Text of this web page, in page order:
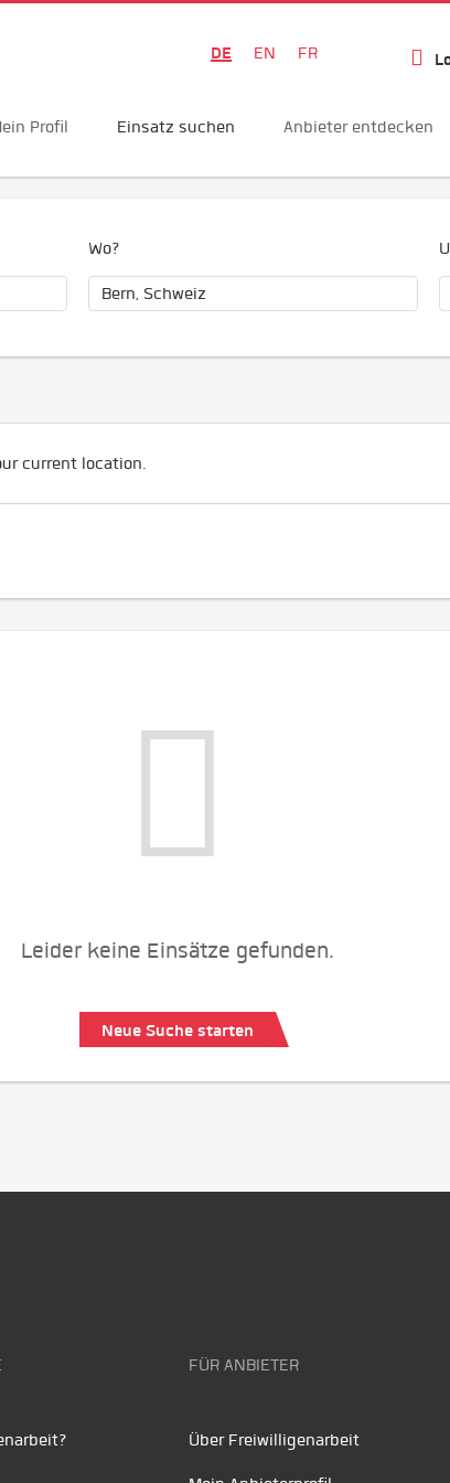
DE EN FR
Profil Einsatz suchen Anbieter entdecken
Wo?
current location.
Leider keine Einsätze gefunden.
Neue Suche starten
FÜR ANBIETER
Über Freiwilligenarbeit